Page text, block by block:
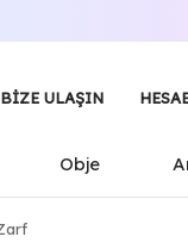
BIZE ULAŞIN
Obje